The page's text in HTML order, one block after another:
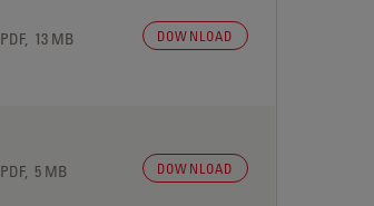
PDF, 13 MB DOWNLOAD
PDF, 5 MB DOWNLOAD